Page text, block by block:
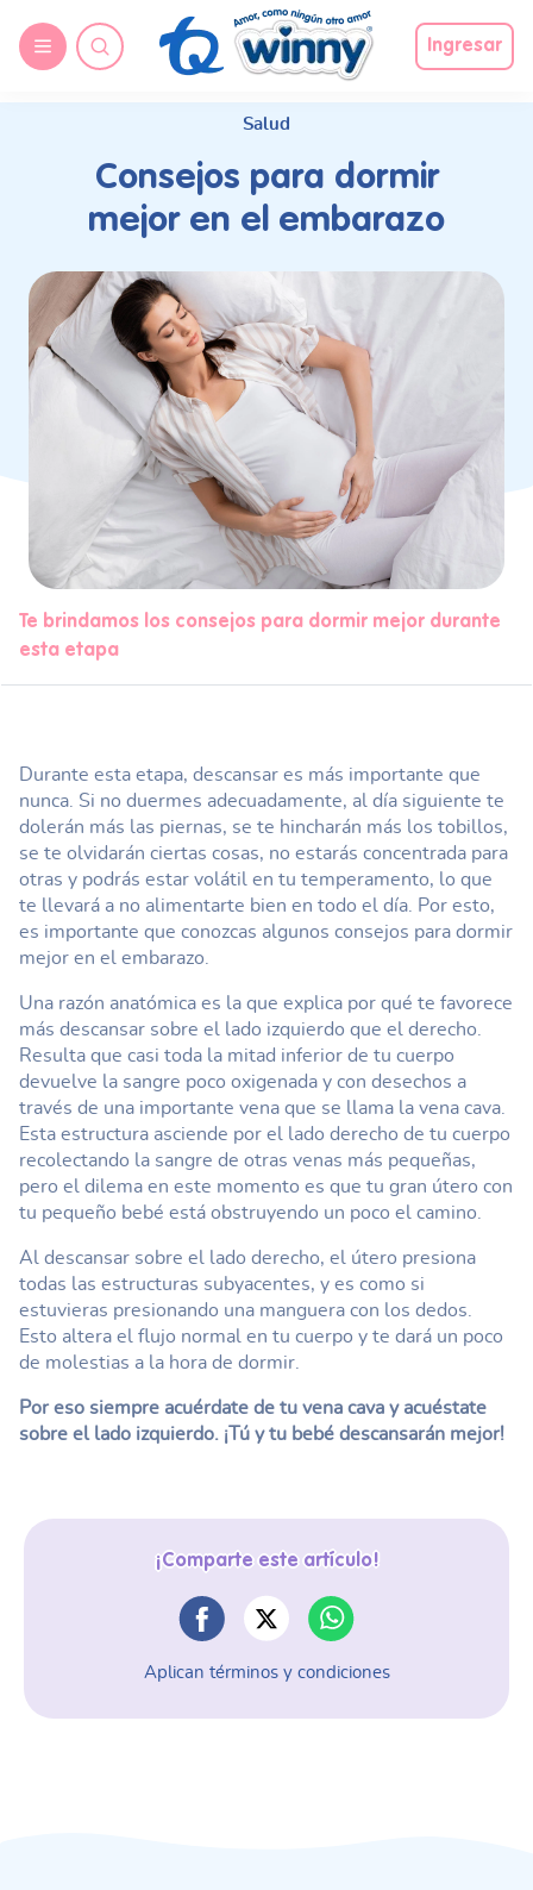
Ingresar
Salud
Consejos para dormir
mejor en el embarazo
Te brindamos los consejos para dormir mejor durante
esta etapa
Durante esta etapa, descansar es más importante que
nunca. Si no duermes adecuadamente, al día siguiente te
dolerán más las piernas, se te hincharán más los tobillos,
se te olvidarán ciertas cosas, no estarás concentrada para
otras y podrás estar volátil en tu temperamento, lo que
te llevará a no alimentarte bien en todo el día. Por esto,
es importante que conozcas algunos consejos para dormir
mejor en el embarazo.
Una razón anatómica es la que explica por qué te favorece
más descansar sobre el lado izquierdo que el derecho.
Resulta que casi toda la mitad inferior de tu cuerpo
devuelve la sangre poco oxigenada y con desechos a
través de una importante vena que se llama la vena cava.
Esta estructura asciende por el lado derecho de tu cuerpo
recolectando la sangre de otras venas más pequeñas,
pero el dilema en este momento es que tu gran útero con
tu pequeño bebé está obstruyendo un poco el camino.
Al descansar sobre el lado derecho, el útero presiona
todas las estructuras subyacentes, y es como si
estuvieras presionando una manguera con los dedos.
Esto altera el flujo normal en tu cuerpo y te dará un poco
de molestias a la hora de dormir.
Por eso siempre acuérdate de tu vena cava y acuéstate
sobre el lado izquierdo. ¡Tú y tu bebé descansarán mejor!
¡Comparte este artículo!
Aplican términos y condiciones